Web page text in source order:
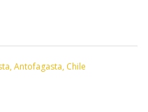
Antofagasta, Chile